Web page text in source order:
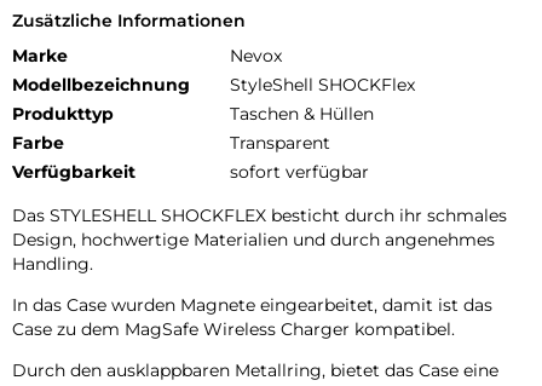
Zusätzliche Informationen
Marke
Nevox
Modellbezeichnung
StyleShell SHOCKFlex
Produkttyp
Taschen & Hüllen
Farbe
Transparent
Verfügbarkeit
sofort verfügbar
Das STYLESHELL SHOCKFLEX besticht durch ihr schmales
Design, hochwertige Materialien und durch angenehmes
Handling.
In das Case wurden Magnete eingearbeitet, damit ist das
Case zu dem MagSafe Wireless Charger kompatibel.
Durch den ausklappbaren Metallring, bietet das Case eine